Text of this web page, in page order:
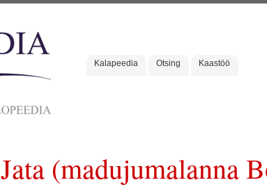
Kalapeedia Otsing Kaastöö
Jata (madujumalanna